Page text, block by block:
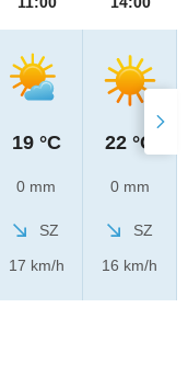
19 °C
0 mm
SZ
17 km/h
22 °C
0 mm
SZ
16 km/h